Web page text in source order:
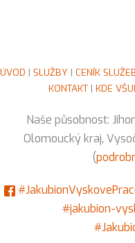
ÚVOD | SLUŽBY | CENÍK
KONTAKT| KDE
Naše působnost:
Olomoucký kraj,
(
#jakubion-